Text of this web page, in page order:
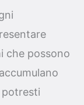
che possono
potresti